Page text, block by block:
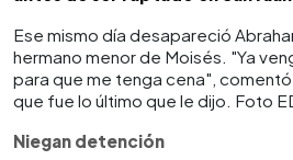
Ese mismo día desapareció
hermano menor de Moisés. "Ya
para que me tenga cena",
que fue lo último que le dijo. Foto
Niegan detención